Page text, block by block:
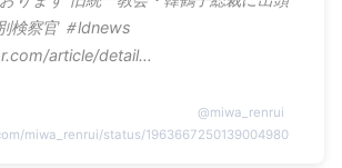
検察官 ＃ldnews
article/detail…
@miwa_renrui
miwa_renrui/status/1963667250139004980